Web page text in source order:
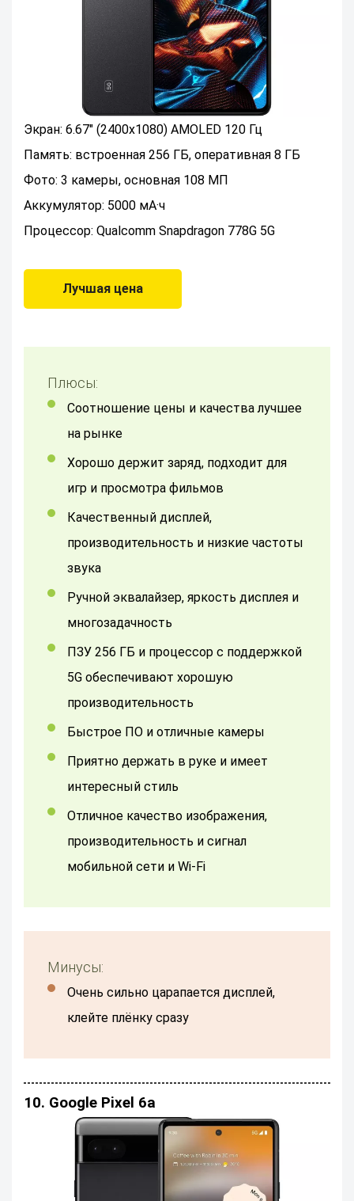
Экран: 6.67" (2400x1080) AMOLED 120 Гц
Память: встроенная 256 ГБ, оперативная 8 ГБ
Фото: 3 камеры, основная 108 МП
Аккумулятор: 5000 мА·ч
Процессор: Qualcomm Snapdragon 778G 5G
Лучшая цена
Плюсы:
Соотношение цены и качества лучшее
на рынке
Хорошо держит заряд, подходит для
игр и просмотра фильмов
Качественный дисплей,
производительность и низкие частоты
звука
Ручной эквалайзер, яркость дисплея и
многозадачность
ПЗУ 256 ГБ и процессор с поддержкой
5G обеспечивают хорошую
производительность
Быстрое ПО и отличные камеры
Приятно держать в руке и имеет
интересный стиль
Отличное качество изображения,
производительность и сигнал
мобильной сети и Wi-Fi
Минусы:
Очень сильно царапается дисплей,
клейте плёнку сразу
10. Google Pixel 6a